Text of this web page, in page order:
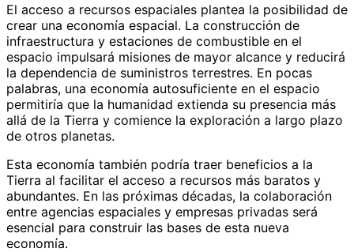
El acceso a recursos espaciales plantea la posibilidad de
crear una economía espacial. La construcción de
infraestructura y estaciones de combustible en el
espacio impulsará misiones de mayor alcance y reducirá
la dependencia de suministros terrestres. En pocas
palabras, una economía autosuficiente en el espacio
permitiría que la humanidad extienda su presencia más
allá de la Tierra y comience la exploración a largo plazo
de otros planetas.
Esta economía también podría traer beneficios a la
Tierra al facilitar el acceso a recursos más baratos y
abundantes. En las próximas décadas, la colaboración
entre agencias espaciales y empresas privadas será
esencial para construir las bases de esta nueva
economía.